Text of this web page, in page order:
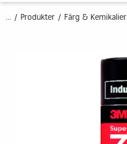
... Produkter Färg & Kemikalier